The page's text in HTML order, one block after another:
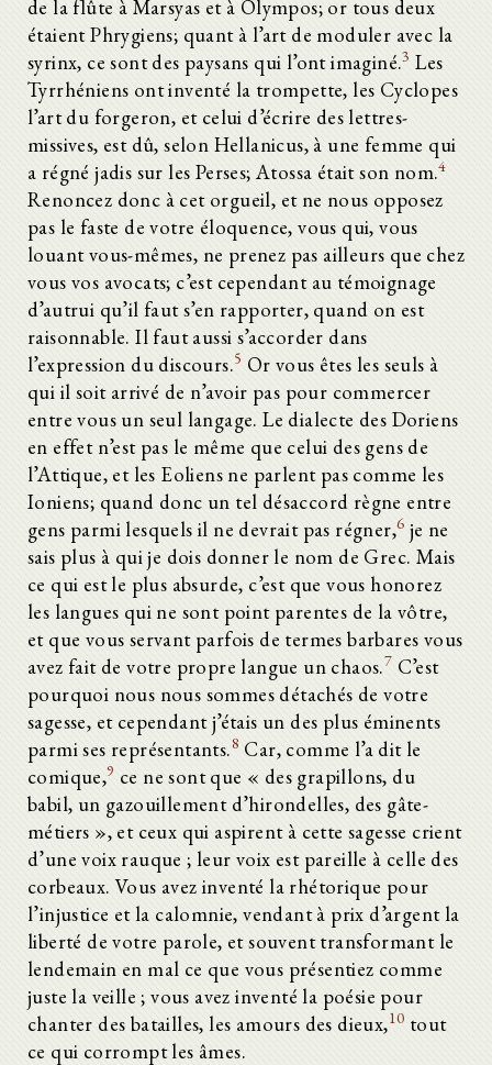
de la flûte à Marsyas et à Olympos; or tous deux
étaient Phrygiens; quant à l’art de moduler avec la
syrinx, ce sont des paysans qui l’ont imaginé.3 Les
Tyrrhéniens ont inventé la trompette, les Cyclopes
l’art du forgeron, et celui d’écrire des lettres-
missives, est dû, selon Hellanicus, à une femme qui
a régné jadis sur les Perses; Atossa était son nom.4
Renoncez donc à cet orgueil, et ne nous opposez
pas le faste de votre éloquence, vous qui, vous
louant vous-mêmes, ne prenez pas ailleurs que chez
vous vos avocats; c’est cependant au témoignage
d’autrui qu’il faut s’en rapporter, quand on est
raisonnable. Il faut aussi s’accorder dans
l’expression du discours.5 Or vous êtes les seuls à
qui il soit arrivé de n’avoir pas pour commercer
entre vous un seul langage. Le dialecte des Doriens
en effet n’est pas le même que celui des gens de
l’Attique, et les Eoliens ne parlent pas comme les
Ioniens; quand donc un tel désaccord règne entre
gens parmi lesquels il ne devrait pas régner,6 je ne
sais plus à qui je dois donner le nom de Grec. Mais
ce qui est le plus absurde, c’est que vous honorez
les langues qui ne sont point parentes de la vôtre,
et que vous servant parfois de termes barbares vous
avez fait de votre propre langue un chaos.7 C’est
pourquoi nous nous sommes détachés de votre
sagesse, et cependant j’étais un des plus éminents
parmi ses représentants.8 Car, comme l’a dit le
comique,9 ce ne sont que « des grapillons, du
babil, un gazouillement d’hirondelles, des gâte-
métiers », et ceux qui aspirent à cette sagesse crient
d’une voix rauque ; leur voix est pareille à celle des
corbeaux. Vous avez inventé la rhétorique pour
l’injustice et la calomnie, vendant à prix d’argent la
liberté de votre parole, et souvent transformant le
lendemain en mal ce que vous présentiez comme
juste la veille ; vous avez inventé la poésie pour
chanter des batailles, les amours des dieux,10 tout
ce qui corrompt les âmes.